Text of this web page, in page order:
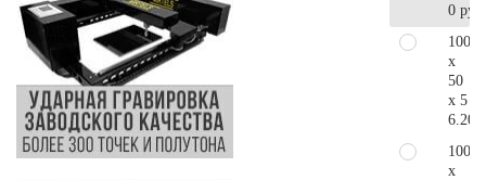
0 руб.
100
x
50
x 5
100
x